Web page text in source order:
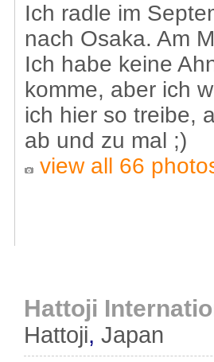
Ich radle im
nach Osaka. Am
Ich habe keine
komme, aber ich
ich hier so treibe,
ab und zu mal ;)
view all 66
Hattoji
Hattoji, Japan